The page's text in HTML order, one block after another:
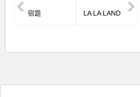
稿
宿題 LA LA LAND